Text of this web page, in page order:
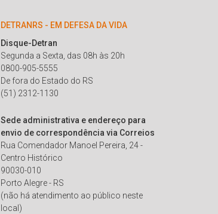
DETRANRS - EM DEFESA DA VIDA
Disque-Detran
Segunda a Sexta, das 08h às 20h
0800-905-5555
De fora do Estado do RS
(51) 2312-1130
Sede administrativa e endereço para
envio de correspondência via Correios
Rua Comendador Manoel Pereira, 24 -
Centro Histórico
90030-010
Porto Alegre - RS
(não há atendimento ao público neste
local)